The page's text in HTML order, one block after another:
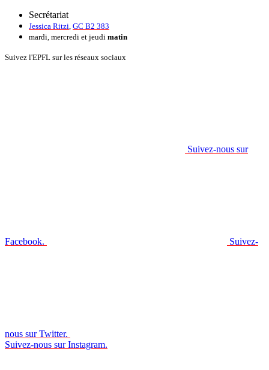
Secrétariat
Jessica Ritzi GC B2 383
mardi, mercredi et jeudi matin
Suivez l'EPFL sur les réseaux sociaux
Suivez-nous sur
Facebook. Suivez-
nous sur Twitter.
Suivez-nous sur Instagram.